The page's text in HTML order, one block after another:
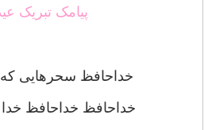
پیامک تبریک
خداحافظ سحرهایی که
خداحافظ خداحافظ خدا